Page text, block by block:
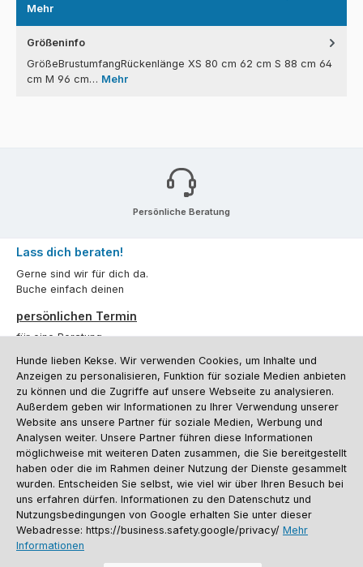
Mehr
Größeninfo
GrößeBrustumfangRückenlänge XS 80 cm 62 cm S 88 cm 64
cm M 96 cm… Mehr
Persönliche Beratung
Lass dich beraten!
Gerne sind wir für dich da.
Buche einfach deinen
persönlichen Termin
für eine Beratung.
Oder über unserKontaktformular.
Vertrag widerrufen
Kundenservice
Informationen
Social Media und Kontakt
Versandinformationen
Batterieentsorgung
Warenrücksendung Sporthund Katalog
Hunde lieben Kekse. Wir verwenden Cookies, um Inhalte und
Anzeigen zu personalisieren, Funktion für soziale Medien anbieten
zu können und die Zugriffe auf unsere Webseite zu analysieren.
Außerdem geben wir Informationen zu Ihrer Verwendung unserer
Website ans unsere Partner für soziale Medien, Werbung und
Analysen weiter. Unsere Partner führen diese Informationen
möglichweise mit weiteren Daten zusammen, die Sie bereitgestellt
haben oder die im Rahmen deiner Nutzung der Dienste gesammelt
wurden. Entscheiden Sie selbst, wie viel wir über Ihren Besuch bei
uns erfahren dürfen. Informationen zu den Datenschutz und
Nutzungsbedingungen von Google erhalten Sie unter dieser
Webadresse: https://business.safety.google/privacy/ Mehr
Informationen